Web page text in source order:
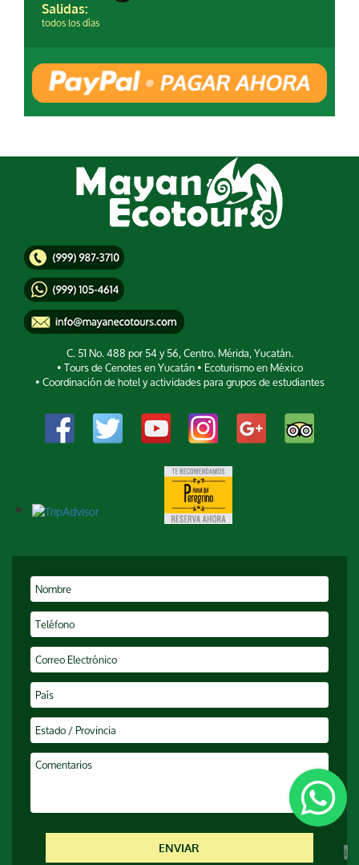
Salidas:
todos los días
C. 51 No. 488 por 54 y 56, Centro. Mérida, Yucatán.
• Tours de Cenotes en Yucatán • Ecoturismo en México
• Coordinación de hotel y actividades para grupos de estudiantes
ENVIAR